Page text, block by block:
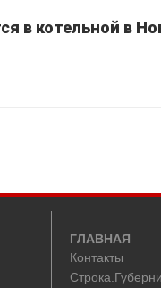
в котельной в
ГЛАВНАЯ
Контакты